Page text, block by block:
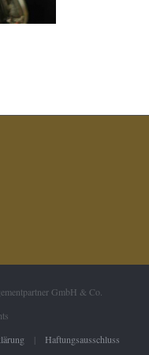
GmbH & Co.
| Haftungsausschluss